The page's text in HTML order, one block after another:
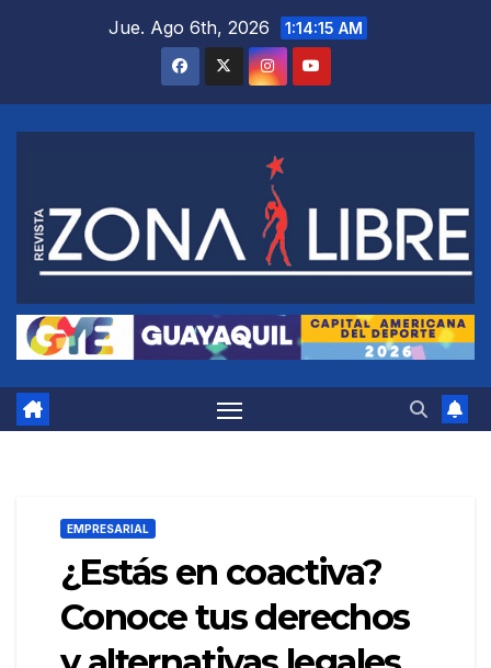
Jue. Ago 6th, 2026 1:14:16 AM
EMPRESARIAL
¿Estás en coactiva?
Conoce tus derechos